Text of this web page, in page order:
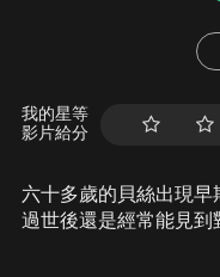
我的星等
影片給分
六十多歲的貝絲出現
過世後還是經常能見到